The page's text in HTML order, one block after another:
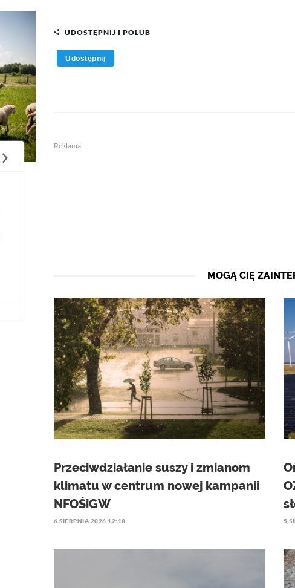
UDOSTĘPNIJ I POLUB
Udostępnij
Reklama
MOGĄ CIĘ
Przeciwdziałanie suszy i zmianom
klimatu w centrum nowej kampanii
NFOŚiGW
6 SIERPNIA 2026 12:18 5